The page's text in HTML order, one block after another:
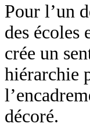
Pour l’un
des écoles
crée un
hiérarchie
décoré.